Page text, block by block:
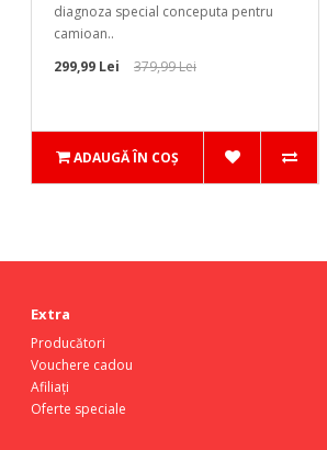
diagnoza special conceputa pentru
camioan..
299,99 Lei
379,99 Lei
ADAUGĂ ÎN COŞ
Extra
Producători
Vouchere cadou
Afiliaţi
Oferte speciale